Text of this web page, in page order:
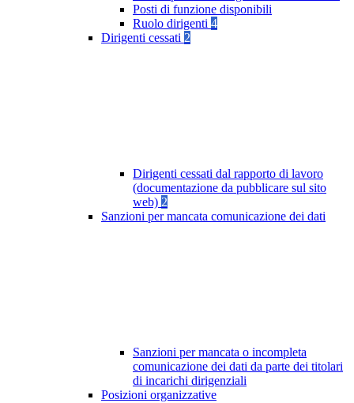
Posti di funzione disponibili
Ruolo dirigenti 4
Dirigenti cessati 2
Dirigenti cessati dal rapporto di lavoro
(documentazione da pubblicare sul sito
web) 2
Sanzioni per mancata comunicazione dei dati
Sanzioni per mancata o incompleta
comunicazione dei dati da parte dei titolari
di incarichi dirigenziali
Posizioni organizzative